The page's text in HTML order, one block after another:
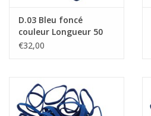
D.03 Bleu foncé
couleur Longueur 50
mm, Largeur 6 mm
€32,00